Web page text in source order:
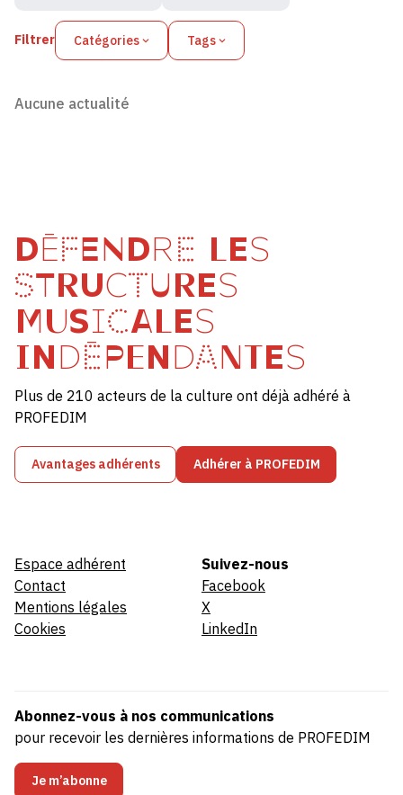
Filtrer Catégories Tags
Aucune actualité
DÉFENDRE LES
STRUCTURES
MUSICALES
INDÉPENDANTES
Plus de 210 acteurs de la culture ont déjà adhéré à
PROFEDIM
Avantages adhérents Adhérer à PROFEDIM
Espace adhérent
Contact
Mentions légales
Cookies
Suivez-nous
Facebook
X
LinkedIn
Abonnez-vous à nos communications
pour recevoir les dernières informations de PROFEDIM
Je m’abonne